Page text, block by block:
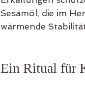
Sesamöl, die im
wärmende
Ein Ritual für